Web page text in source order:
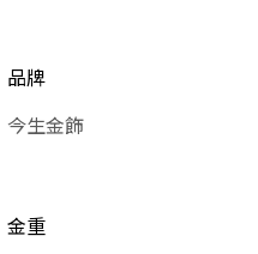
品牌
今生金飾
金重